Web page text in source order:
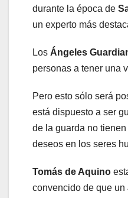
durante la época de
un experto más
Los Ángeles
personas a tener una
Pero esto sólo será
está dispuesto a ser
de la guarda no
deseos en los seres
Tomás de Aquino
convencido de que un